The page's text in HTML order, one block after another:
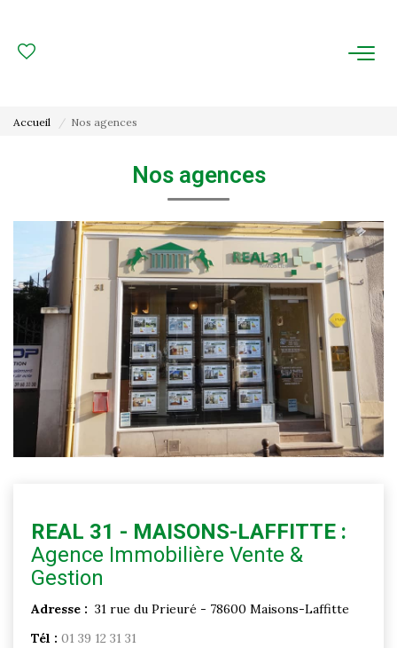
FAIRE GÉRER
Gestion Locative
Gestion De Copropriété
NOUS CONNAITRE
Nos Agences
Historique
Nos Valeurs
CONTACT
EXTRANET
Accueil Nos agences
Nos agences
REAL 31 - MAISONS-LAFFITTE :
Agence Immobilière Vente &
Gestion
Adresse : 31 rue du Prieuré - 78600 Maisons-Laffitte
Tél : 01 39 12 31 31